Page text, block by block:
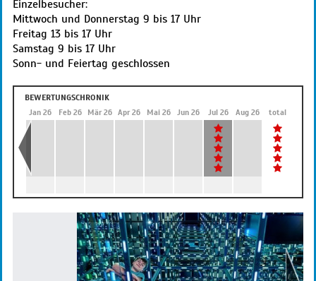
Einzelbesucher:
Mittwoch und Donnerstag 9 bis 17 Uhr
Freitag 13 bis 17 Uhr
Samstag 9 bis 17 Uhr
Sonn- und Feiertag geschlossen
BEWERTUNGSCHRONIK
Jan 26 Feb 26 Mär 26 Apr 26 Mai 26 Jun 26 Jul 26 Aug 26 total